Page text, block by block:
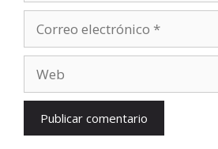
electrónico